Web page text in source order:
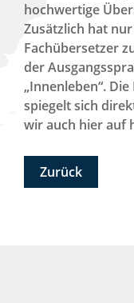
hochwertige
Zusätzlich hat
Fachübersetzer
der
„Innenleben“.
spiegelt sich
wir auch hier auf
Zurück
Bitte